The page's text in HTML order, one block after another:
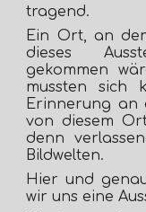
tragend.
Ein Ort, an
dieses
gekommen
mussten sich
Erinnerung an
von diesem
denn
Bildwelten.
Hier und
wir uns eine